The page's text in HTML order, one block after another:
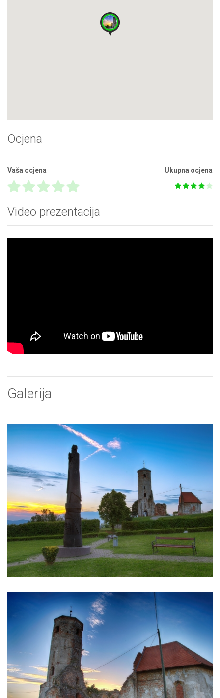
Ocjena
Vaša ocjena Ukupna ocjena
Video prezentacija
Galerija